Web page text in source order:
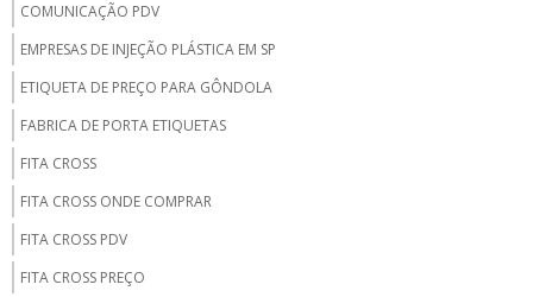
COMUNICAÇÃO PDV
EMPRESAS DE INJEÇÃO PLÁSTICA EM SP
ETIQUETA DE PREÇO PARA GÔNDOLA
FABRICA DE PORTA ETIQUETAS
FITA CROSS
FITA CROSS ONDE COMPRAR
FITA CROSS PDV
FITA CROSS PREÇO